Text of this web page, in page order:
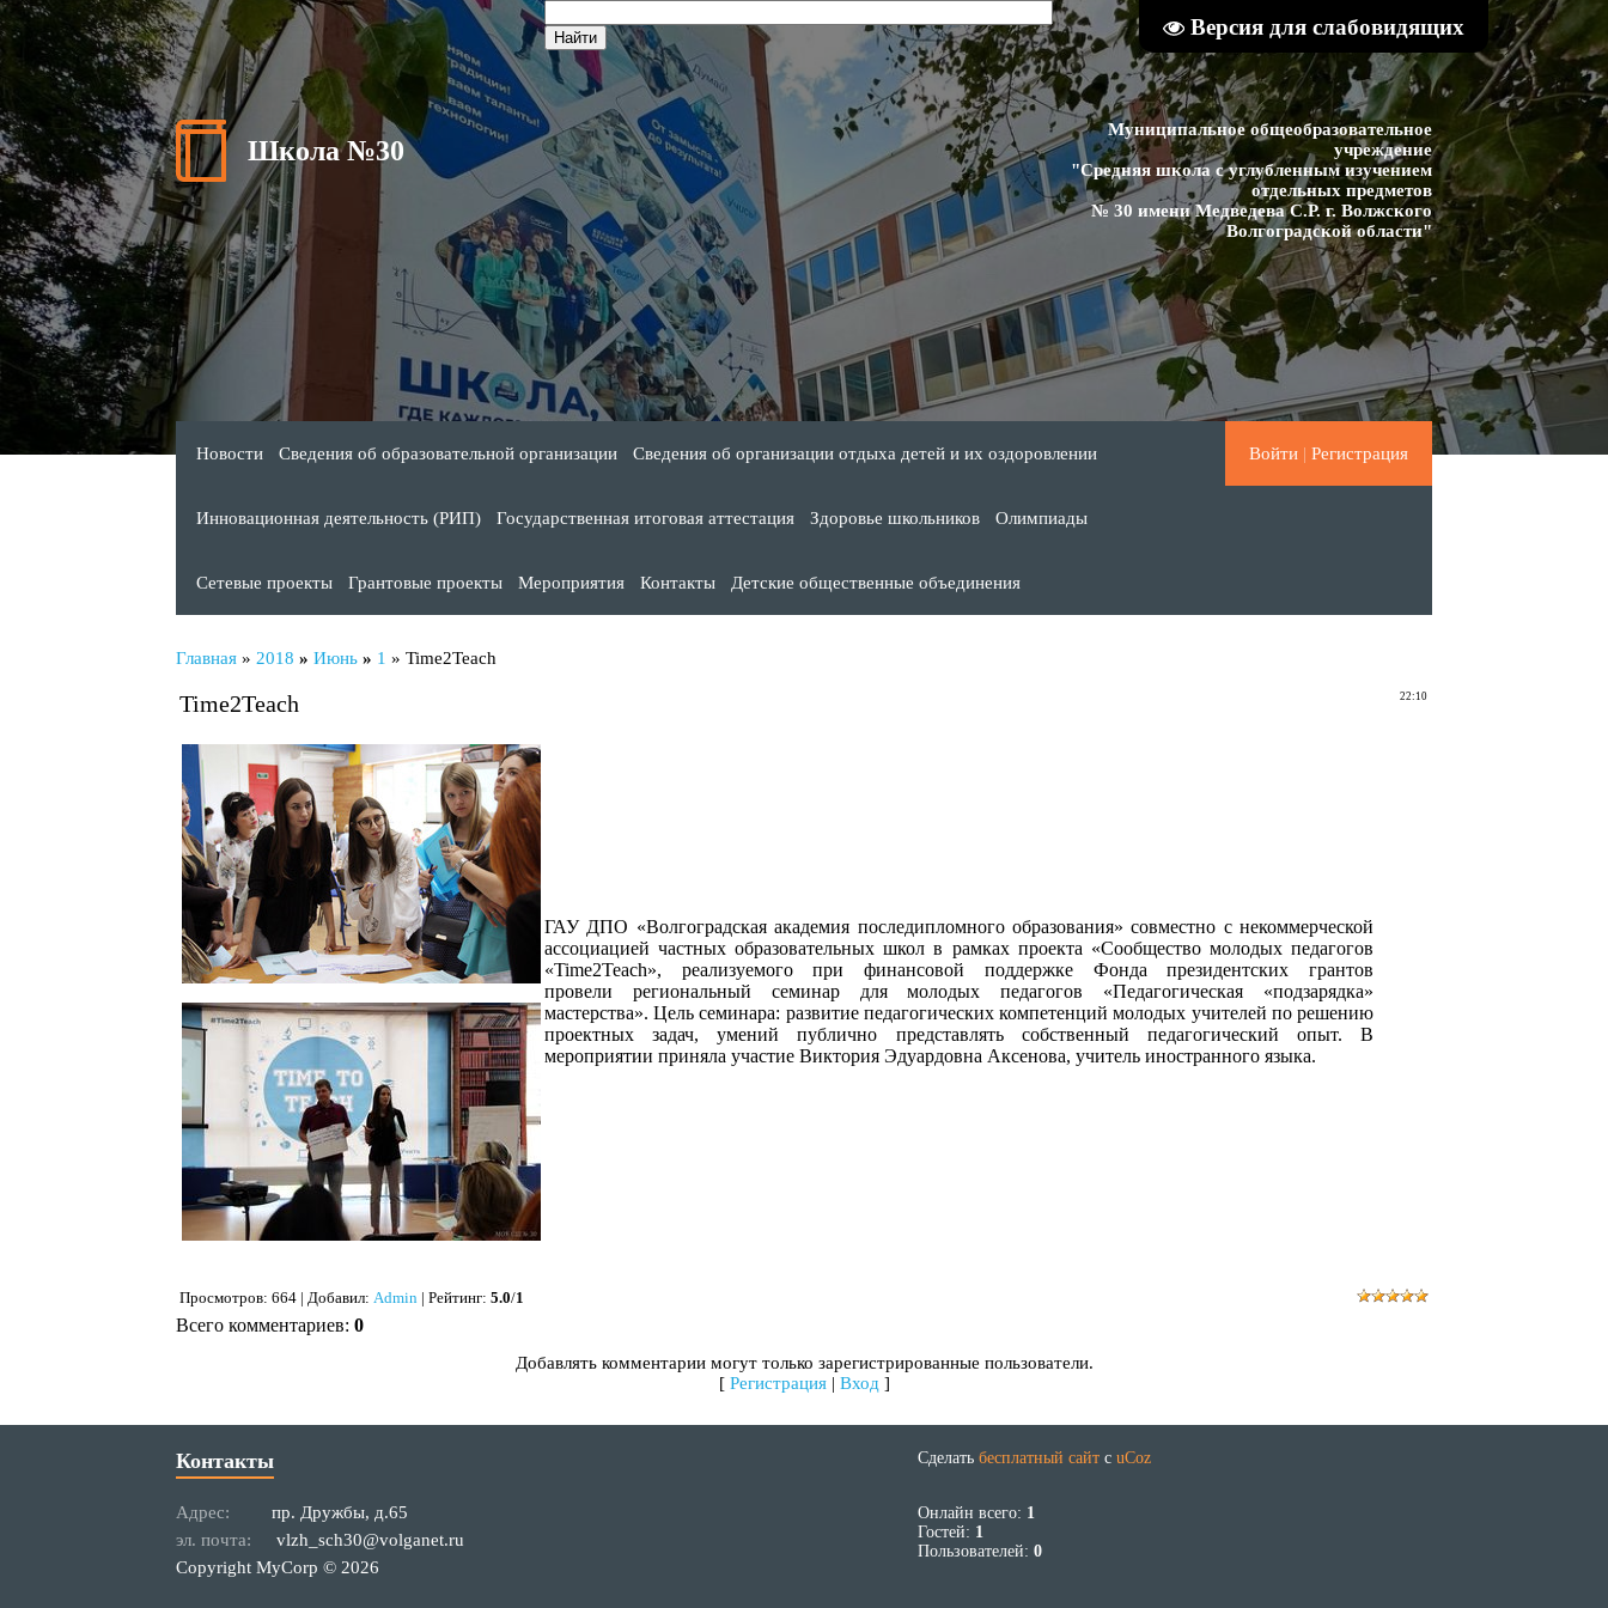
Версия для слабовидящих
Школа №30
Муниципальное общеобразовательное
учреждение
"Средняя школа с углубленным изучением
отдельных предметов
№ 30 имени Медведева С.Р. г. Волжского
Волгоградской области"
Войти | Регистрация
Новости Сведения об образовательной организации Сведения об организации отдыха детей и их оздоровлении
Инновационная деятельность (РИП) Государственная итоговая аттестация Здоровье школьников Олимпиады
Сетевые проекты Грантовые проекты Мероприятия Контакты Детские общественные объединения
Главная » 2018 » Июнь » 1 » Time2Teach
22:10
Time2Teach
ГАУ ДПО «Волгоградская академия последипломного образования» совместно с некоммерческой
ассоциацией частных образовательных школ в рамках проекта «Сообщество молодых педагогов
«Time2Teach», реализуемого при финансовой поддержке Фонда президентских грантов
провели региональный семинар для молодых педагогов «Педагогическая «подзарядка»
мастерства». Цель семинара: развитие педагогических компетенций молодых учителей по решению
проектных задач, умений публично представлять собственный педагогический опыт. В
мероприятии приняла участие Виктория Эдуардовна Аксенова, учитель иностранного языка.
Просмотров: 664 | Добавил: Admin | Рейтинг: 5.0/1
Всего комментариев: 0
Добавлять комментарии могут только зарегистрированные пользователи.
[ Регистрация| Вход ]
Контакты
Адрес:
пр. Дружбы, д.65
эл. почта:
vlzh_sch30@volganet.ru
Copyright MyCorp © 2026
Сделать бесплатный сайт с uCoz
Онлайн всего: 1
Гостей: 1
Пользователей: 0